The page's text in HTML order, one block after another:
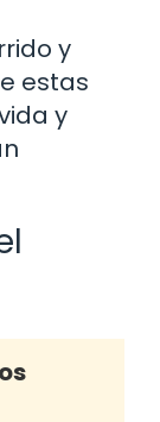
y
estas
y